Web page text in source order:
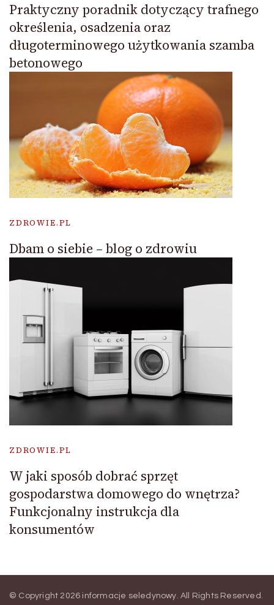
Praktyczny poradnik dotyczący trafnego
określenia, osadzenia oraz
długoterminowego użytkowania szamba
betonowego
ZDROWIE.PL
Dbam o siebie – blog o zdrowiu
ZDROWIE.PL
W jaki sposób dobrać sprzęt
gospodarstwa domowego do wnętrza?
Funkcjonalny instrukcja dla
konsumentów
© Copyright 2026 informacje seledynowy. All Rights Reserved.